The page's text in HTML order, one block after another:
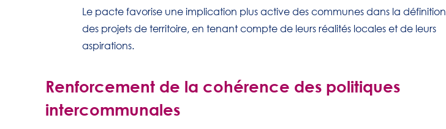
Le pacte favorise une implication plus active des communes dans la définition
des projets de territoire, en tenant compte de leurs réalités locales et de leurs
aspirations.
Renforcement de la cohérence des politiques
intercommunales